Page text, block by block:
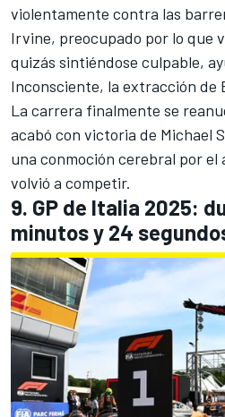
violentamente contra las
Irvine, preocupado por lo que
quizás sintiéndose culpable,
Inconsciente, la extracción de
La carrera finalmente se
acabó con victoria de Michael
una conmoción cerebral por el
volvió a competir.
9. GP de Italia 2025:
minutos y 24